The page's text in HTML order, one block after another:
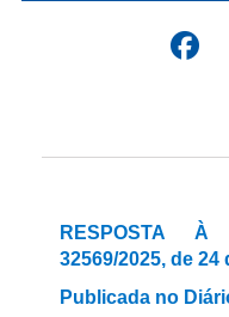
RESPOSTA À
32569/2025, de
Publicada no